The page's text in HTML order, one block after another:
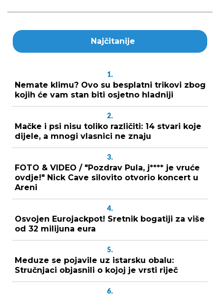
Najčitanije
1.
Nemate klimu? Ovo su besplatni trikovi zbog
kojih će vam stan biti osjetno hladniji
2.
Mačke i psi nisu toliko različiti: 14 stvari koje
dijele, a mnogi vlasnici ne znaju
3.
FOTO & VIDEO / "Pozdrav Pula, j**** je vruće
ovdje!" Nick Cave silovito otvorio koncert u
Areni
4.
Osvojen Eurojackpot! Sretnik bogatiji za više
od 32 milijuna eura
5.
Meduze se pojavile uz istarsku obalu:
Stručnjaci objasnili o kojoj je vrsti riječ
6.